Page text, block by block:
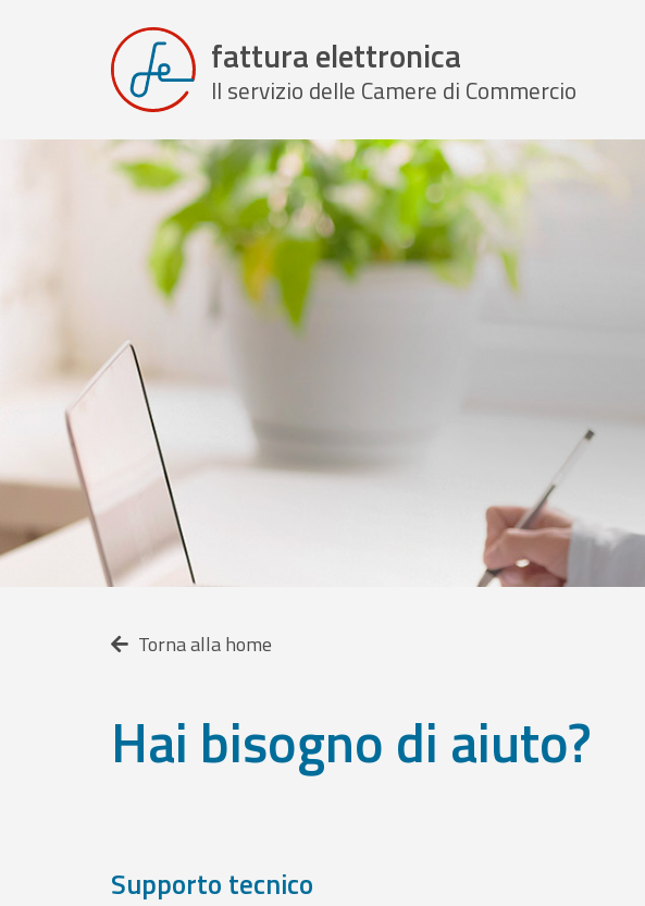
fattura elettronica
Il servizio delle Camere di Commercio
Torna alla home
Hai bisogno di aiuto?
Supporto tecnico